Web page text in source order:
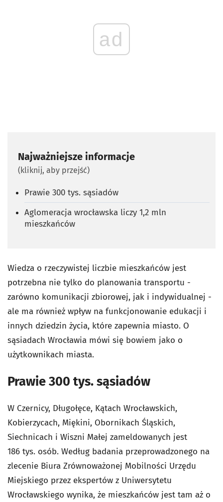
ad
Najważniejsze informacje
(kliknij, aby przejść)
Prawie 300 tys. sąsiadów
Aglomeracja wrocławska liczy 1,2 mln
mieszkańców
Wiedza o rzeczywistej liczbie mieszkańców jest
potrzebna nie tylko do planowania transportu -
zarówno komunikacji zbiorowej, jak i indywidualnej -
ale ma również wpływ na funkcjonowanie edukacji i
innych dziedzin życia, które zapewnia miasto. O
sąsiadach Wrocławia mówi się bowiem jako o
użytkownikach miasta.
Prawie 300 tys. sąsiadów
W Czernicy, Długołęce, Kątach Wrocławskich,
Kobierzycach, Miękini, Obornikach Śląskich,
Siechnicach i Wiszni Małej zameldowanych jest
186 tys. osób. Według badania przeprowadzonego na
zlecenie Biura Zrównoważonej Mobilności Urzędu
Miejskiego przez ekspertów z Uniwersytetu
Wrocławskiego wynika, że mieszkańców jest tam aż o